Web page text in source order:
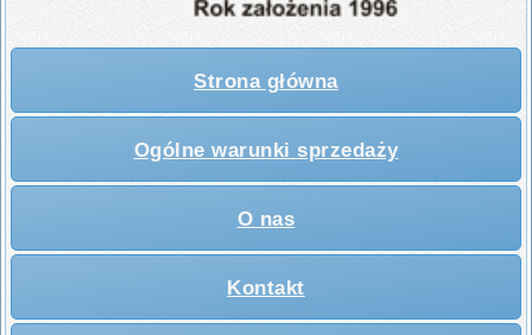
Strona główna
Ogólne warunki sprzedaży
O nas
Kontakt